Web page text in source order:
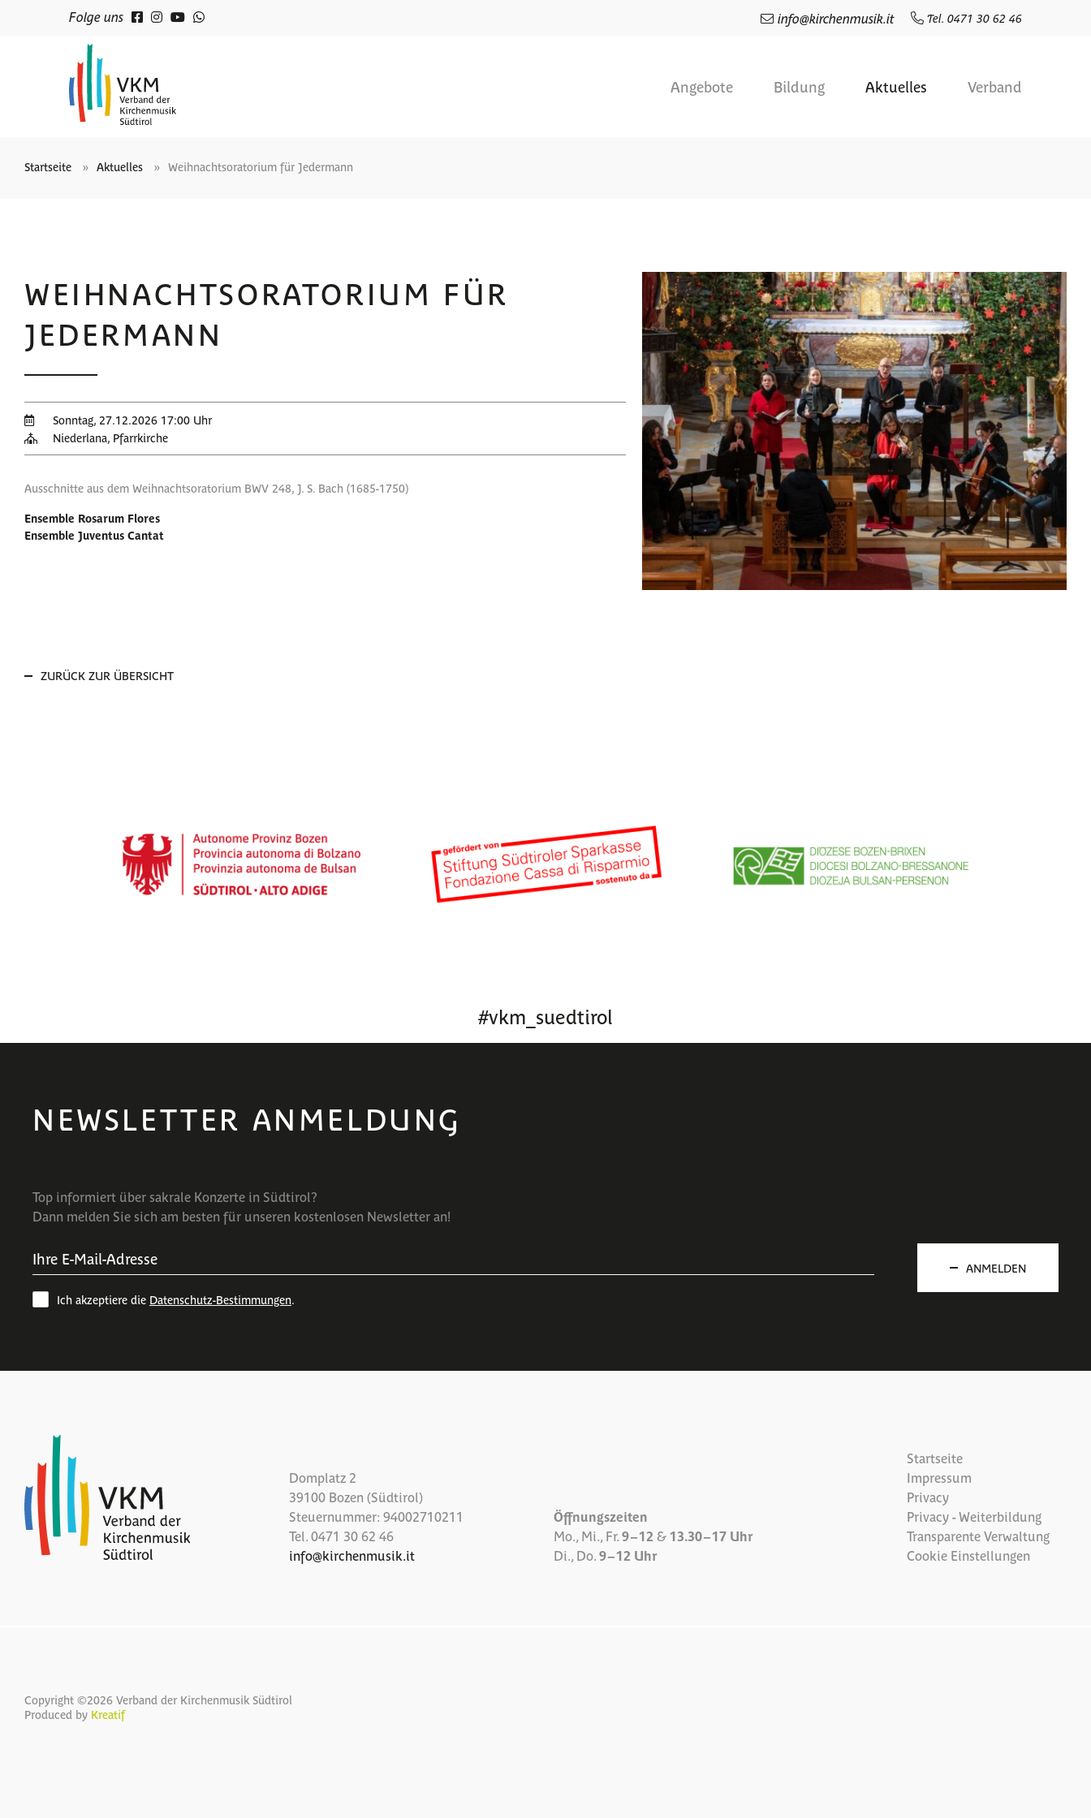
Folge uns info@kirchenmusik.it Tel. 0471 30 62 46
Angebote Bildung Aktuelles Verband
Startseite Aktuelles Weihnachtsoratorium für Jedermann
WEIHNACHTSORATORIUM FÜR
JEDERMANN
Sonntag, 27.12.2026 17:00 Uhr
Niederlana, Pfarrkirche
Ausschnitte aus dem Weihnachtsoratorium BWV 248, J. S. Bach (1685-1750)
Ensemble Rosarum Flores
Ensemble Juventus Cantat
ZURÜCK ZUR ÜBERSICHT
#vkm_suedtirol
NEWSLETTER ANMELDUNG
Top informiert über sakrale Konzerte in Südtirol?
Dann melden Sie sich am besten für unseren kostenlosen Newsletter an!
Ich akzeptiere die Datenschutz-Bestimmungen.
ANMELDEN
Domplatz 2
39100 Bozen (Südtirol)
Steuernummer: 94002710211
Tel. 0471 30 62 46
info@kirchenmusik.it
Öffnungszeiten
Mo., Mi., Fr. 9 – 12 & 13.30 – 17 Uhr
Di., Do. 9 – 12 Uhr
Startseite
Impressum
Privacy
Privacy - Weiterbildung
Transparente Verwaltung
Cookie Einstellungen
Copyright ©2026 Verband der Kirchenmusik Südtirol
Produced by Kreatif